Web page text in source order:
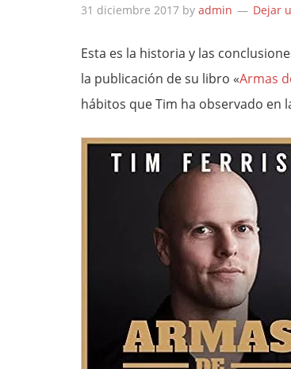
31 diciembre 2017 by admin Dejar
Esta es la historia y las
la publicación de su libro «Armas
hábitos que Tim ha observado en